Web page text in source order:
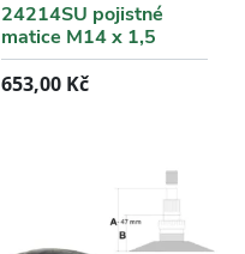
24214SU pojistné
matice M14 x 1,5
653,00 Kč